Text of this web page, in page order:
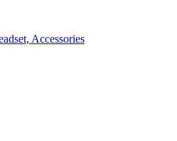
Accessories